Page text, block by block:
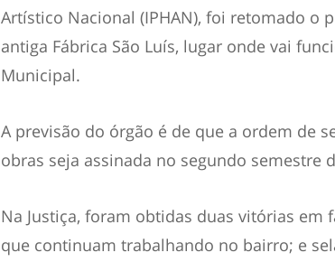
Artístico Nacional (IPHAN), foi retomado o
antiga Fábrica São Luís, lugar onde vai
Municipal.
A previsão do órgão é de que a ordem de
obras seja assinada no segundo semestre
Na Justiça, foram obtidas duas vitórias em
que continuam trabalhando no bairro; e